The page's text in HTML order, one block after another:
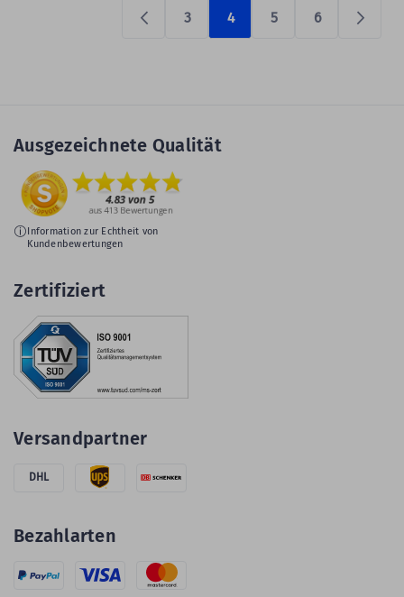
3 4 5 6
Ausgezeichnete Qualität
Information zur Echtheit von
Kundenbewertungen
Zertifiziert
Versandpartner
DHL
Bezahlarten